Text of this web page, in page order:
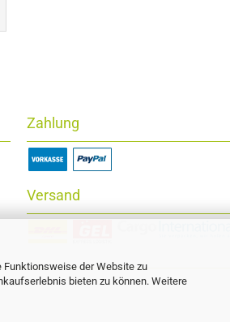
Funktionsweise der Website zu
bieten zu können. Weitere
Zahlung
Versand